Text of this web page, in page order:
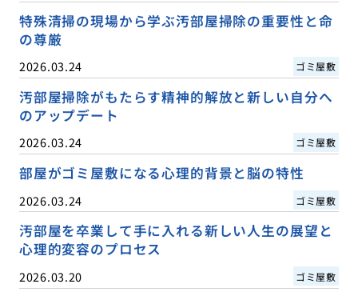
特殊清掃の現場から学ぶ汚部屋掃除の重要性と命
の尊厳
2026.03.24 ゴミ屋敷
汚部屋掃除がもたらす精神的解放と新しい自分へ
のアップデート
2026.03.24 ゴミ屋敷
部屋がゴミ屋敷になる心理的背景と脳の特性
2026.03.24 ゴミ屋敷
汚部屋を卒業して手に入れる新しい人生の展望と
心理的変容のプロセス
2026.03.20 ゴミ屋敷